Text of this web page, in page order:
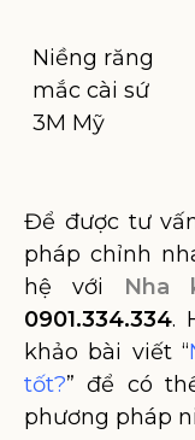
Niềng răng
mắc cài sứ
3M Mỹ
Để được tư
pháp chỉnh
hệ với Nha
0901.334.334.
khảo bài viết “
tốt?” để có
phương pháp